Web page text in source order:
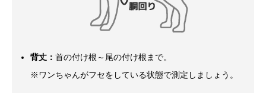
背丈： 首の付け根～尾の付け根まで。
※ワンちゃんがフセをしている状態で測定しましょう。